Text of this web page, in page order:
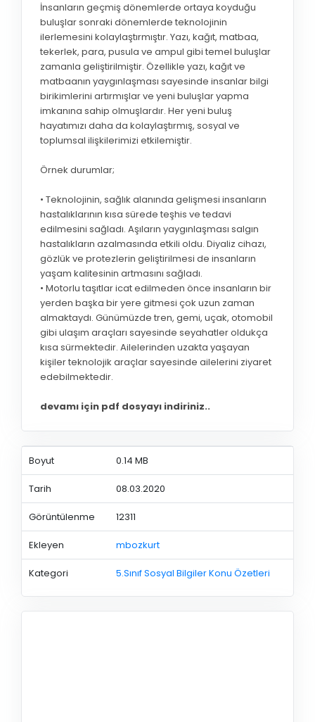
İnsanların geçmiş dönemlerde ortaya koyduğu
buluşlar sonraki dönemlerde teknolojinin
ilerlemesini kolaylaştırmıştır. Yazı, kağıt, matbaa,
tekerlek, para, pusula ve ampul gibi temel buluşlar
zamanla geliştirilmiştir. Özellikle yazı, kağıt ve
matbaanın yaygınlaşması sayesinde insanlar bilgi
birikimlerini artırmışlar ve yeni buluşlar yapma
imkanına sahip olmuşlardır. Her yeni buluş
hayatımızı daha da kolaylaştırmış, sosyal ve
toplumsal ilişkilerimizi etkilemiştir.
Örnek durumlar;
• Teknolojinin, sağlık alanında gelişmesi insanların
hastalıklarının kısa sürede teşhis ve tedavi
edilmesini sağladı. Aşıların yaygınlaşması salgın
hastalıkların azalmasında etkili oldu. Diyaliz cihazı,
gözlük ve protezlerin geliştirilmesi de insanların
yaşam kalitesinin artmasını sağladı.
• Motorlu taşıtlar icat edilmeden önce insanların bir
yerden başka bir yere gitmesi çok uzun zaman
almaktaydı. Günümüzde tren, gemi, uçak, otomobil
gibi ulaşım araçları sayesinde seyahatler oldukça
kısa sürmektedir. Ailelerinden uzakta yaşayan
kişiler teknolojik araçlar sayesinde ailelerini ziyaret
edebilmektedir.
devamı için pdf dosyayı indiriniz..
Boyut 0.14 MB
Tarih 08.03.2020
Görüntülenme 12311
Ekleyen mbozkurt
Kategori 5.Sınıf Sosyal Bilgiler Konu Özetleri